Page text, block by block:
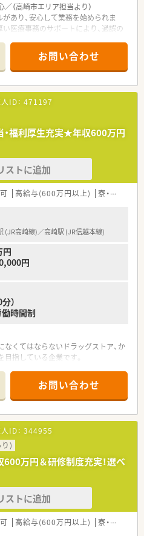
（高崎市エリア担当より）
あり、安心して業務を始められま
医療事務のサポートにより、過誤の
＊
て】
に位置しており、マイカーでの通勤
ています。
枚から20枚程度を応需しており、比
への訪問にも対応しており、地域医
。
り、北陸地方から全国へ600店舗以
。
グをコンセプトに掲げ、利便性の高
ムのハンディを導入しており、調剤
】
されており、入社から1〜2年目で
す。
ージャーへ昇格するなど、実力次
可能です。
、バイヤーといった調剤以外の多様
ます。
】
0.02%程度に抑えるため、最新の監
す。
しています。
よるピッキングシステムを導入し、
います。
お問い合わせ
ID： 471197
・福利厚生充実★年収600万円
ストに追加
高給与(600万円以上) 寮・借上社宅あり
(JR高崎線)／高崎駅 (JR信越本線)
円
円
）
時間制
くてはならないドラッグストア、か
指している企業です。
る環境が整っているので安心です。
が多くない為に、服薬指導の時間も
にしっかり向き合い仕事が出来るの
はもちろん「育児支援制度」もあ
お問い合わせ
ID： 344955
)
万円＆研修制度充実！選べ
ストに追加
高給与(600万円以上) 寮・借上社宅あり